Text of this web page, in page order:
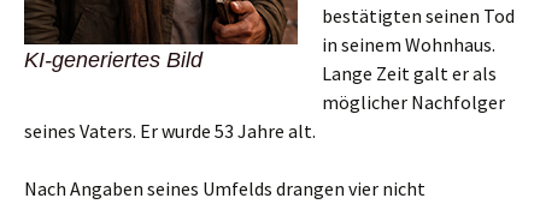
KI-generiertes Bild
bestätigten seinen Tod
in seinem Wohnhaus.
Lange Zeit galt er als
möglicher Nachfolger
seines Vaters. Er wurde 53 Jahre alt.
Nach Angaben seines Umfelds drangen vier nicht